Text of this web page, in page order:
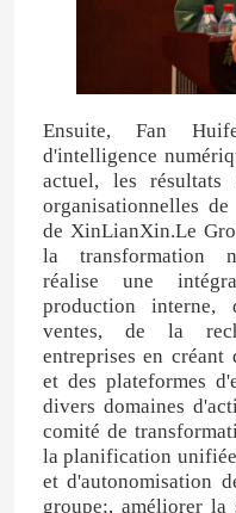
Au sujet de nous
Visite d'usine
Contrôle de qualité
Contactez-nous
Nouvelles
Cas
Ensuite, Fan
d'intelligence
actuel, les résultats
organisationnelles
de XinLianXin.Le
la transformation
réalise une
production interne,
ventes, de la
entreprises en créant
et des plateformes
divers domaines
comité de
la planification
et d'autonomisation
groupe;, améliorer